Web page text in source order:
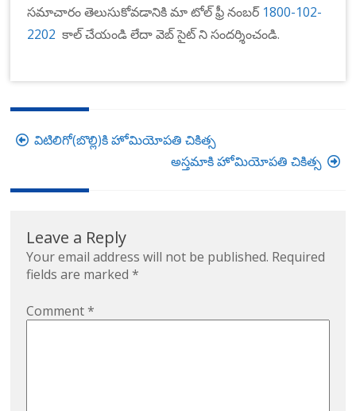
సమాచారం తెలుసుకోవడానికి మా టోల్ ఫ్రీ నంబర్ 1800-102-
2202 కాల్ చేయండి లేదా వెబ్ సైట్ ని సందర్శించండి.
Postవిటిలిగో(బొల్లి)కి హోమియోపతి చికిత్స
అస్తమాకి హోమియోపతి చికిత్స
Leave a Reply
Your email address will not be published. Required
fields are marked*
Comment*